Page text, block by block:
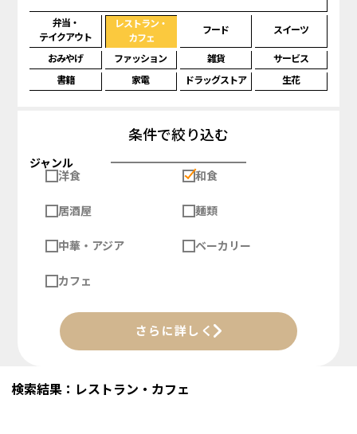
弁当・
テイクアウト
レストラン・
カフェ
フード スイーツ
おみやげ ファッション 雑貨
サービス
書籍
家電 ドラッグストア 生花
条件で絞り込む
ジャンル
洋食
和食
居酒屋 麺類
中華・アジア ベーカリー
カフェ
さらに詳しく
検索結果：レストラン・カフェ